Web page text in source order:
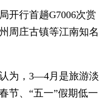
行首趟G7006次赏
周庄古镇等江南知名
，3—4月是旅游淡
节、“五一”假期低一